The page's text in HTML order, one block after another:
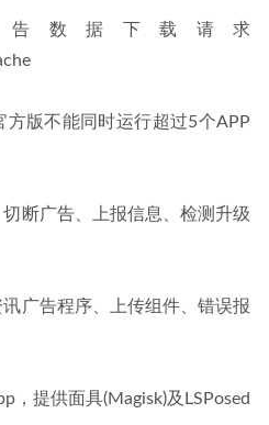
数据下载请求
方版不能同时运行超过5个APP
断广告、上报信息、检测升级
广告程序、上传组件、错误报
，提供面具(Magisk)及LSPosed